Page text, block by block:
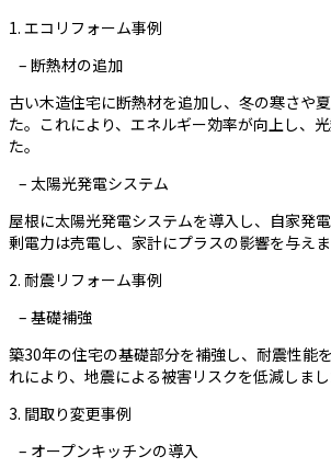
1. エコリフォーム事例
– 断熱材の追加
古い木造住宅に断熱材を追加し、冬の寒さや
た。これにより、エネルギー効率が向上し、
た。
– 太陽光発電システム
屋根に太陽光発電システムを導入し、自家発
剰電力は売電し、家計にプラスの影響を与えま
2. 耐震リフォーム事例
– 基礎補強
築30年の住宅の基礎部分を補強し、耐震性能
れにより、地震による被害リスクを低減しまし
3. 間取り変更事例
– オープンキッチンの導入